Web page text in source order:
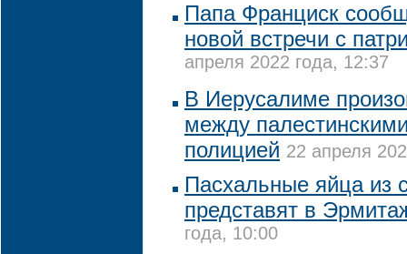
Папа Франциск
новой встречи с
апреля 2022 года, 12:37
В Иерусалиме
между
полицией 22 апреля
Пасхальные яйца из
представят в
года, 10:00